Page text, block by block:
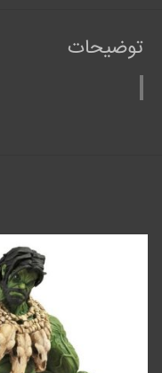
توضیحات